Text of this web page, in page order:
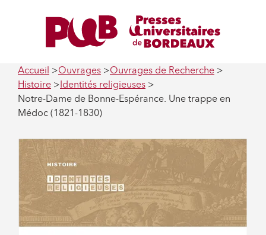
Accueil Ouvrages
Ouvrages de Recherche
Histoire
Identités religieuses
Notre-Dame de Bonne-Espérance. Une trappe en
Médoc (1821-1830)